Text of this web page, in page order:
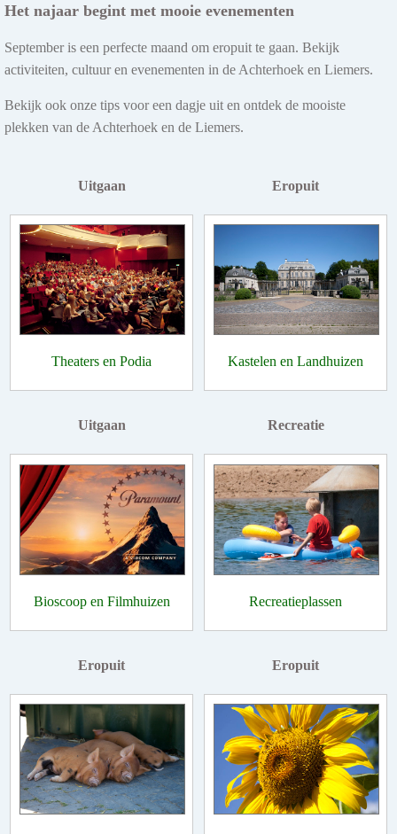
Het najaar begint met mooie evenementen
September is een perfecte maand om eropuit te gaan. Bekijk
activiteiten, cultuur en evenementen in de Achterhoek en Liemers.
Bekijk ook onze tips voor een dagje uit en ontdek de mooiste
plekken van de Achterhoek en de Liemers.
Uitgaan
Theaters en Podia
Eropuit
Kastelen en Landhuizen
Uitgaan
Bioscoop en Filmhuizen
Recreatie
Recreatieplassen
Eropuit Eropuit